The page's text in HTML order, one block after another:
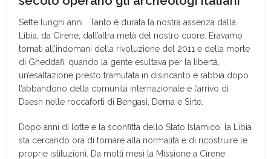
Sette lunghi anni… Tanto è durata la nostra assenza dalla
Libia, da Cirene, dall’altra metà del nostro cuore. Eravamo
tornati all’indomani della rivoluzione del 2011 e della morte
di Gheddafi, quando la gente esultava per la libertà,
un’esaltazione presto tramutata in disincanto e rabbia dopo
l’abbandono della comunità internazionale e l’arrivo di
Daesh nelle roccaforti di Bengasi, Derna e Sirte.
Dopo anni di lotte e la sconfitta dello Stato Islamico, la Libia
sta cercando ora di tornare alla normalità e di ricostruire le
proprie istituzioni. Da molti mesi la Missione a Cirene